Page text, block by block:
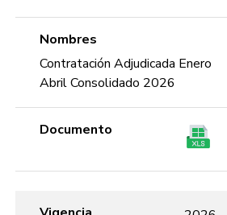
Nombres
Contratación Adjudicada Enero
Abril Consolidado 2026
Documento